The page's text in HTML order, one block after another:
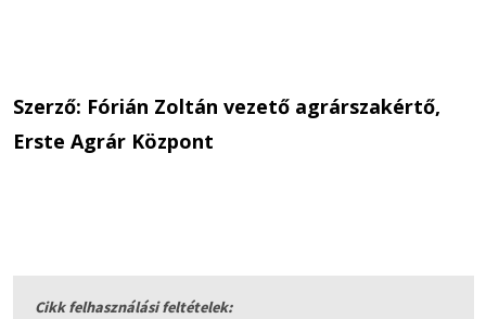
Szerző: Fórián Zoltán vezető agrárszakértő,
Erste Agrár Központ
Cikk felhasználási feltételek: